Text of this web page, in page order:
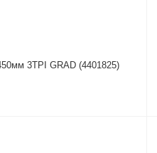
3TPI GRAD (4401825)